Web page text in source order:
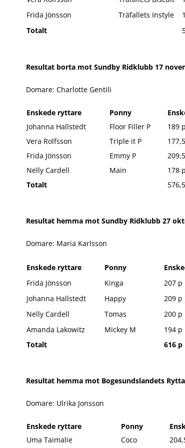
Frida Jönsson
Träfallets Instyle
Totalt
Resultat borta mot Sundby Ridklubb 17
Domare: Charlotte Gentili
Enskede ryttare Ponny
Johanna Hallstedt
Floor Filler P 189 p
Vera Rolfsson
Triple it P
Frida Jönsson
Emmy P
Nelly Cardell
Main 178 p
Totalt
Resultat hemma mot Sundby Ridklubb 27
Domare: Maria Karlsson
Enskede ryttare Ponny
​Frida Jönsson
Kinga 207 p
Johanna Hallstedt
Happy 209 p
Nelly Cardell
Tomas 200 p
Amanda Lakowitz
Mickey M 194 p
Totalt
616 p
Resultat hemma mot Bogesundslandets
Domare: Ulrika Jonsson
Enskede ryttare Ponny
​Uma Taimalie
Coco